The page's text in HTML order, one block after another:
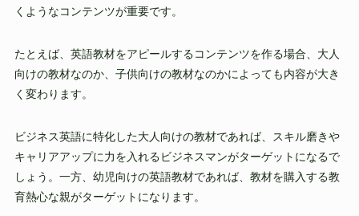
くようなコンテンツが重要です。
たとえば、英語教材をアピールするコンテンツを作る場合、大人
向けの教材なのか、子供向けの教材なのかによっても内容が大き
く変わります。
ビジネス英語に特化した大人向けの教材であれば、スキル磨きや
キャリアアップに力を入れるビジネスマンがターゲットになるで
しょう。一方、幼児向けの英語教材であれば、教材を購入する教
育熱心な親がターゲットになります。